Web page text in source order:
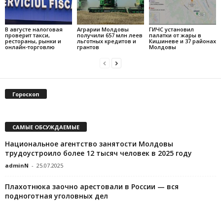
В августе налоговая
проверит такси,
рестораны, рынки и
онлайн-торговлю
Аграрии Молдовы
получили 657 млн леев
льготных кредитов и
грантов
ГИЧС установил
палатки от жары в
Кишиневе и 37 районах
Молдовы
Гороскоп
САМЫЕ ОБСУЖДАЕМЫЕ
Национальное агентство занятости Молдовы
трудоустроило более 12 тысяч человек в 2025 году
adminN - 25.07.2025
Плахотнюка заочно арестовали в России — вся
подноготная уголовных дел